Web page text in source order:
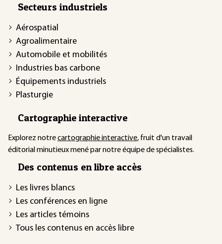
Secteurs industriels
Aérospatial
Agroalimentaire
Automobile et mobilités
Industries bas carbone
Équipements industriels
Plasturgie
Cartographie interactive
Explorez notrecartographie interactive, fruit d'un travail
éditorial minutieux mené par notre équipe de spécialistes.
Des contenus en libre accès
Les livres blancs
Les conférences en ligne
Les articles témoins
Tous les contenus en accès libre